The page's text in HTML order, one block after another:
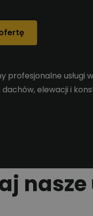
profesjonalne usługi
elewacji i
nasze